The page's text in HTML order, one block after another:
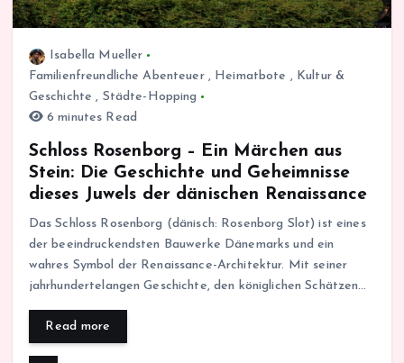
Isabella Mueller
Familienfreundliche Abenteuer, Heimatbote , Kultur &
Geschichte , Städte-Hopping
6 minutes Read
Schloss Rosenborg – Ein Märchen aus
Stein: Die Geschichte und Geheimnisse
dieses Juwels der dänischen Renaissance
Das Schloss Rosenborg (dänisch: Rosenborg Slot) ist eines
der beeindruckendsten Bauwerke Dänemarks und ein
wahres Symbol der Renaissance-Architektur. Mit seiner
jahrhundertelangen Geschichte, den königlichen Schätzen…
Read more